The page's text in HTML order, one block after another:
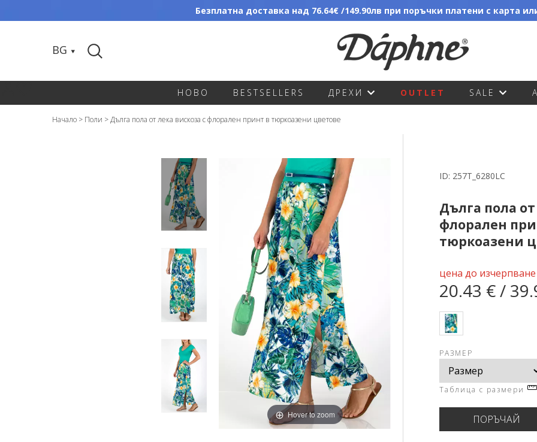
Безплатна доставка над 76.64€ /149.90лв при поръчки платени с карта
BG
НОВО BESTSELLERS ДРЕХИ OUTLET SALE
Начало > Поли >Дълга пола от лека вискоза с флорален принт в тюркоазени цветове
Hover to zoom
ID: 257T_6280LC
Дълга пола
флорален
тюркоазени
цена до
20.43 € /
РАЗМЕР
Таблица с размери